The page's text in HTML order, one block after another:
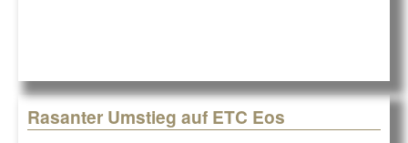
Rasanter Umstieg auf ETC Eos